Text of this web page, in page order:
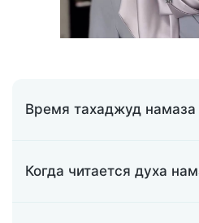
Время тахаджуд намаза
Когда читается духа